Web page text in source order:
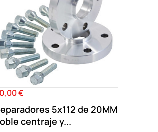
€
5x112 de 20MM
centraje y...